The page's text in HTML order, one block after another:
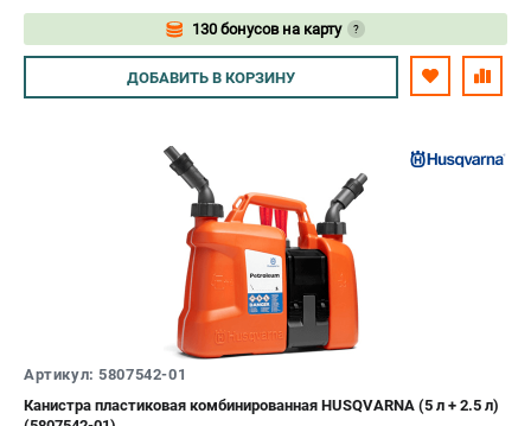
130 бонусов на карту ?
Авторизуйтесь
ДОБАВИТЬ В КОРЗИНУ
Артикул: 5807542-01
Канистра пластиковая комбинированная HUSQVARNA (5 л + 2.5 л)